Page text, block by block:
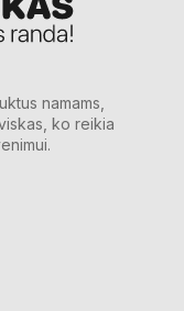
namams,
ko reikia